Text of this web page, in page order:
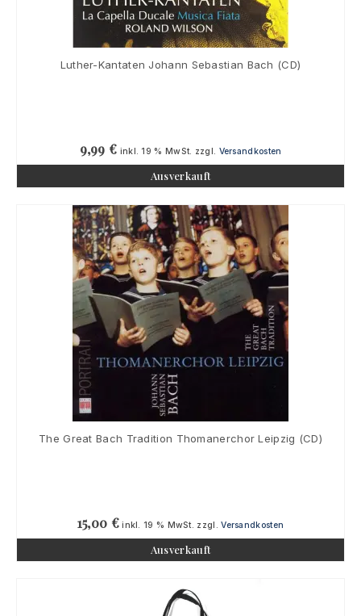
Luther-Kantaten Johann Sebastian Bach (CD)
9,99 € inkl. 19 % MwSt. zzgl. Versandkosten
Ausverkauft
The Great Bach Tradition Thomanerchor Leipzig (CD)
15,00 € inkl. 19 % MwSt. zzgl.Versandkosten
Ausverkauft